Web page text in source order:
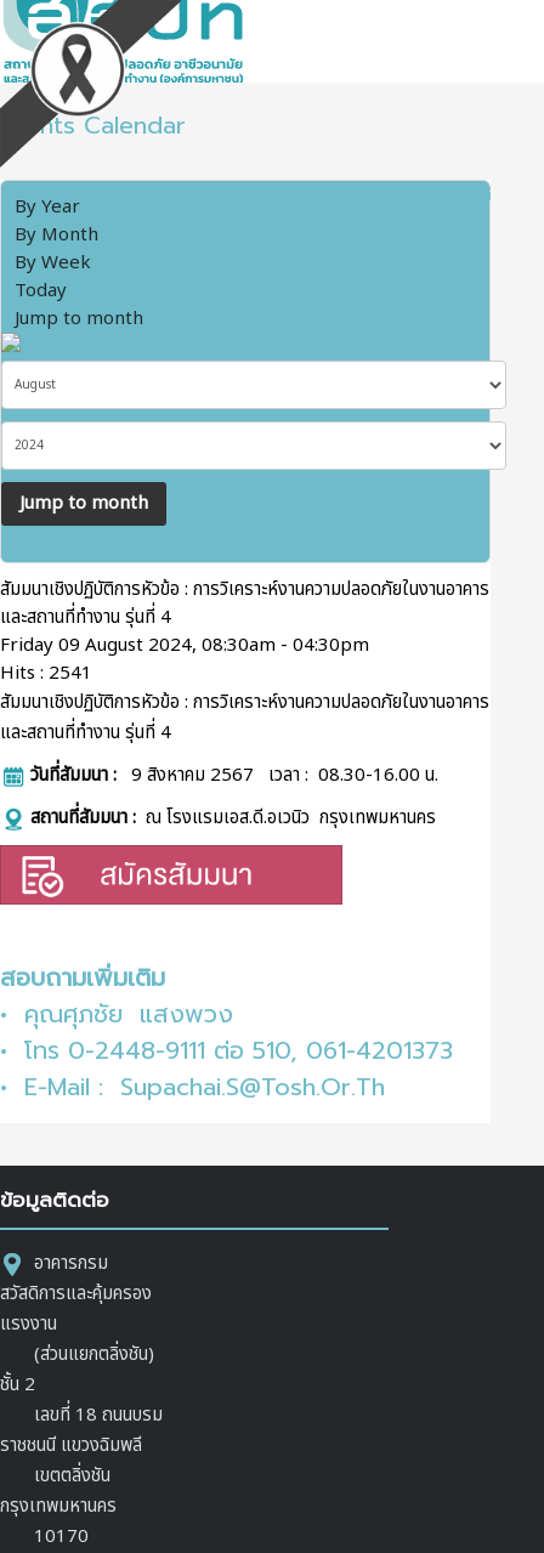
Events Calendar
By Year
By Month
By Week
Today
Jump to month
Jump to month
สัมมนาเชิงปฏิบัติการหัวข้อ : การวิเคราะห์งานความปลอดภัยในงานอาคาร
และสถานที่ทำงาน รุ่นที่ 4
Friday 09 August 2024, 08:30am - 04:30pm
Hits : 2541
สัมมนาเชิงปฏิบัติการหัวข้อ : การวิเคราะห์งานความปลอดภัยในงานอาคาร
และสถานที่ทำงาน รุ่นที่ 4
วันที่สัมมนา : 9 สิงหาคม 2567 เวลา : 08.30-16.00 น.
สถานที่สัมมนา : ณ โรงแรมเอส.ดี.อเวนิว กรุงเทพมหานคร
สอบถามเพิ่มเติม
• คุณศุภชัย แสงพวง
• โทร 0-2448-9111 ต่อ 510, 061-4201373
• E-Mail : Supachai.S@Tosh.Or.Th
ข้อมูลติดต่อ
อาคารกรม
สวัสดิการและคุ้มครอง
แรงงาน
(ส่วนแยกตลิ่งชัน)
ชั้น 2
เลขที่ 18 ถนนบรม
ราชชนนี แขวงฉิมพลี
เขตตลิ่งชัน
กรุงเทพมหานคร
10170